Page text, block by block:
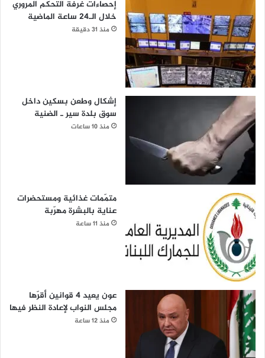
إحصاءات غرفة التحكم المروري
خلال الـ24 ساعة الماضية
منذ 31 دقيقة
إشكال وطعن بسكين داخل
سوق بلدة سير ـ الضنية
منذ 10 ساعات
متمّمات غذائية ومستحضرات
عناية بالبشرة مهرّبة
منذ 11 ساعة
عون يعيد 4 قوانين أقرّها
مجلس النواب لإعادة النظر فيها
منذ 12 ساعة